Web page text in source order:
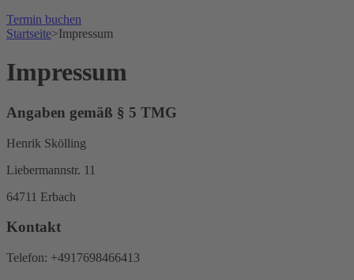
Termin buchen
Startseite>Impressum
Impressum
Angaben gemäß § 5 TMG
Henrik Skölling
Liebermannstr. 11
64711 Erbach
Kontakt
Telefon: +4917698466413